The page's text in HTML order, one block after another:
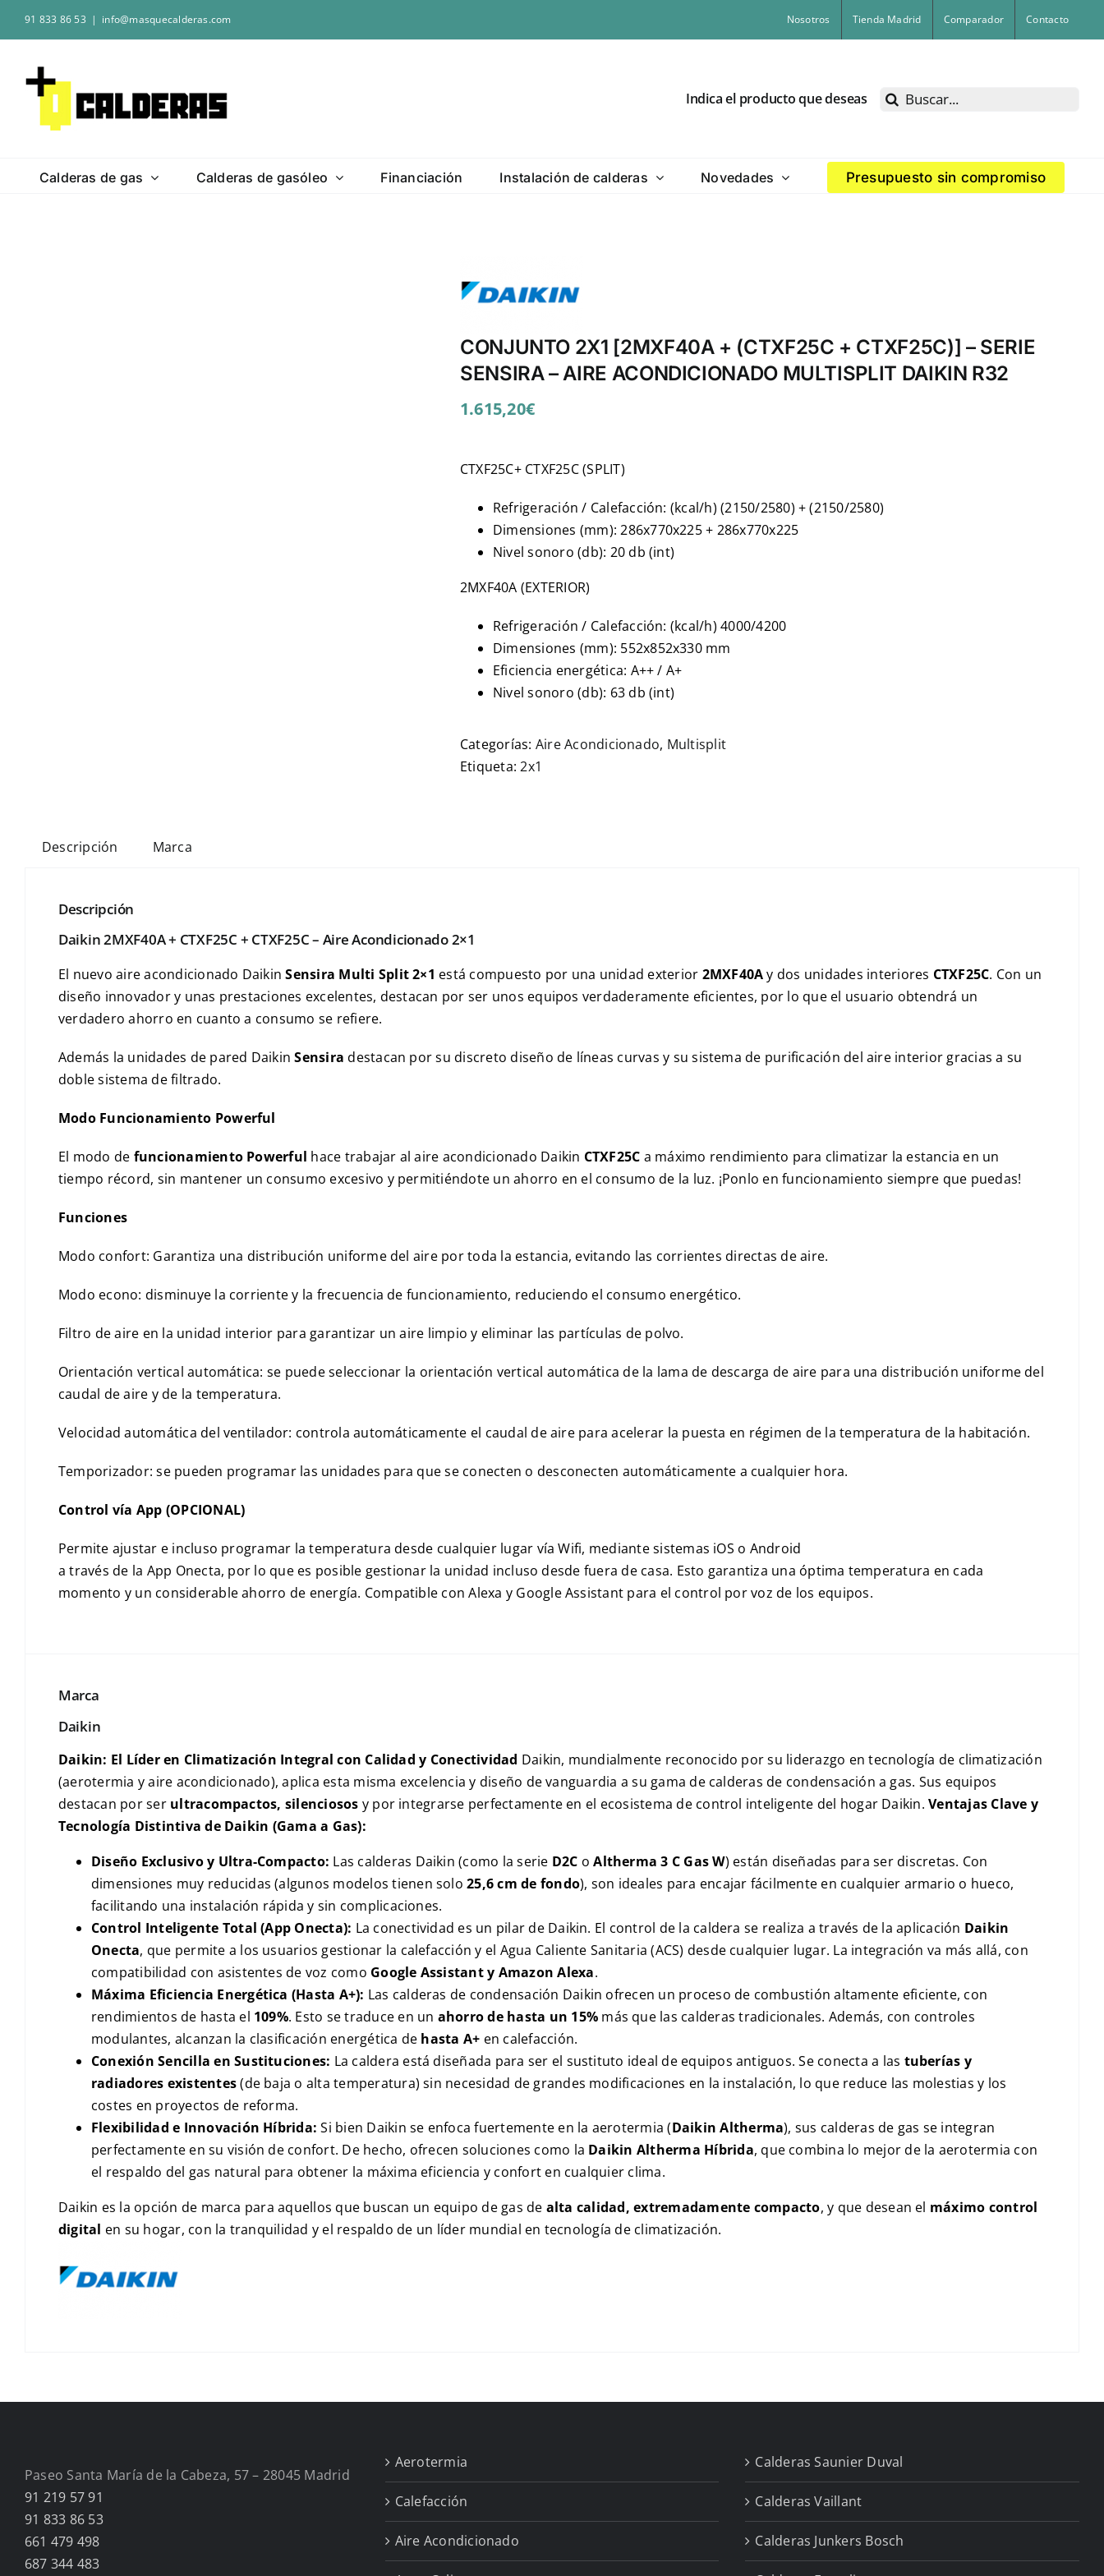
91 833 86 53 | info@masquecalderas.com Nosotros Tienda Madrid Comparador Contacto
Indica el producto que deseas Buscar:
Calderas de gas Calderas de gasóleo Financiación Instalación de calderas Novedades Presupuesto sin compromiso
CONJUNTO 2X1 [2MXF40A + (CTXF25C + CTXF25C)] – SERIE
SENSIRA – AIRE ACONDICIONADO MULTISPLIT DAIKIN R32
1.615,20€
CTXF25C+ CTXF25C (SPLIT)
Refrigeración / Calefacción: (kcal/h) (2150/2580) + (2150/2580)
Dimensiones (mm): 286x770x225 + 286x770x225
Nivel sonoro (db): 20 db (int)
2MXF40A (EXTERIOR)
Refrigeración / Calefacción: (kcal/h) 4000/4200
Dimensiones (mm): 552x852x330 mm
Eficiencia energética: A++ / A+
Nivel sonoro (db): 63 db (int)
Categorías: Aire Acondicionado, Multisplit
Etiqueta:2x1
Descripción Marca
Descripción
Daikin 2MXF40A + CTXF25C + CTXF25C – Aire Acondicionado 2×1
El nuevo aire acondicionado DaikinSensira Multi Split 2×1 está compuesto por una unidad exterior 2MXF40Ay dos unidades interiores CTXF25C. Con un
diseño innovador y unas prestaciones excelentes, destacan por ser unos equipos verdaderamente eficientes, por lo que el usuario obtendrá un
verdadero ahorro en cuanto a consumo se refiere.
Además la unidades de pared DaikinSensira destacan por su discreto diseño de líneas curvas y su sistema de purificación del aire interior gracias a su
doble sistema de filtrado.
Modo Funcionamiento Powerful
El modo de funcionamiento Powerful hace trabajar al aire acondicionado Daikin CTXF25C a máximo rendimiento para climatizar la estancia en un
tiempo récord, sin mantener un consumo excesivo y permitiéndote un ahorro en el consumo de la luz. ¡Ponlo en funcionamiento siempre que puedas!
Funciones
Modo confort: Garantiza una distribución uniforme del aire por toda la estancia, evitando las corrientes directas de aire.
Modo econo: disminuye la corriente y la frecuencia de funcionamiento, reduciendo el consumo energético.
Filtro de aire en la unidad interior para garantizar un aire limpio y eliminar las partículas de polvo.
Orientación vertical automática: se puede seleccionar la orientación vertical automática de la lama de descarga de aire para una distribución uniforme del
caudal de aire y de la temperatura.
Velocidad automática del ventilador: controla automáticamente el caudal de aire para acelerar la puesta en régimen de la temperatura de la habitación.
Temporizador: se pueden programar las unidades para que se conecten o desconecten automáticamente a cualquier hora.
Control vía App (OPCIONAL)
Permite ajustar e incluso programar la temperatura desde cualquier lugar vía Wifi, mediante sistemas iOS o Android
a través de la App Onecta, por lo que es posible gestionar la unidad incluso desde fuera de casa. Esto garantiza una óptima temperatura en cada
momento y un considerable ahorro de energía. Compatible con Alexa y Google Assistant para el control por voz de los equipos.
Marca
Daikin
Daikin: El Líder en Climatización Integral con Calidad y Conectividad Daikin, mundialmente reconocido por su liderazgo en tecnología de climatización
(aerotermia y aire acondicionado), aplica esta misma excelencia y diseño de vanguardia a su gama de calderas de condensación a gas. Sus equipos
destacan por ser ultracompactos, silenciosos y por integrarse perfectamente en el ecosistema de control inteligente del hogar Daikin.Ventajas Clave y
Tecnología Distintiva de Daikin (Gama a Gas):
Diseño Exclusivo y Ultra-Compacto: Las calderas Daikin (como la serie D2C oAltherma 3 C Gas W) están diseñadas para ser discretas. Con
dimensiones muy reducidas (algunos modelos tienen solo25,6 cm de fondo), son ideales para encajar fácilmente en cualquier armario o hueco,
facilitando una instalación rápida y sin complicaciones.
Control Inteligente Total (App Onecta): La conectividad es un pilar de Daikin. El control de la caldera se realiza a través de la aplicación Daikin
Onecta, que permite a los usuarios gestionar la calefacción y el Agua Caliente Sanitaria (ACS) desde cualquier lugar. La integración va más allá, con
compatibilidad con asistentes de voz como Google Assistant y Amazon Alexa.
Máxima Eficiencia Energética (Hasta A+): Las calderas de condensación Daikin ofrecen un proceso de combustión altamente eficiente, con
rendimientos de hasta el 109%. Esto se traduce en un ahorro de hasta un 15% más que las calderas tradicionales. Además, con controles
modulantes, alcanzan la clasificación energética de hasta A+ en calefacción.
Conexión Sencilla en Sustituciones: La caldera está diseñada para ser el sustituto ideal de equipos antiguos. Se conecta a las tuberías y
radiadores existentes(de baja o alta temperatura) sin necesidad de grandes modificaciones en la instalación, lo que reduce las molestias y los
costes en proyectos de reforma.
Flexibilidad e Innovación Híbrida: Si bien Daikin se enfoca fuertemente en la aerotermia (Daikin Altherma), sus calderas de gas se integran
perfectamente en su visión de confort. De hecho, ofrecen soluciones como la Daikin Altherma Híbrida, que combina lo mejor de la aerotermia con
el respaldo del gas natural para obtener la máxima eficiencia y confort en cualquier clima.
Daikin es la opción de marca para aquellos que buscan un equipo de gas de alta calidad, extremadamente compacto, y que desean el máximo control
digital en su hogar, con la tranquilidad y el respaldo de un líder mundial en tecnología de climatización.
Paseo Santa María de la Cabeza, 57 – 28045 Madrid
91 219 57 91
91 833 86 53
661 479 498
687 344 483
Aerotermia
Calefacción
Aire Acondicionado
Calderas Saunier Duval
Calderas Vaillant
Calderas Junkers Bosch